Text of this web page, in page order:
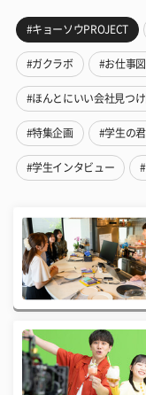
#キョーソウPROJECT
#ガクラボ #お仕事
#ほんとにいい会社見つけ
#特集企画 #学生の
#学生インタビュー